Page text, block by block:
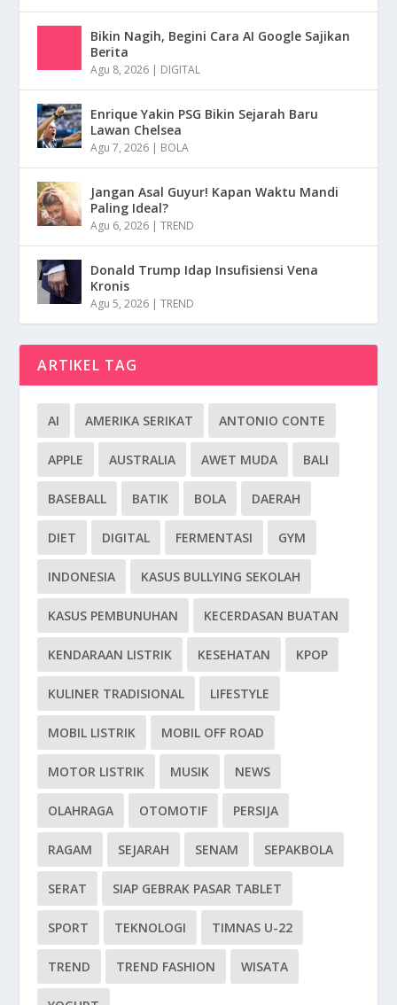
Bikin Nagih, Begini Cara AI Google Sajikan
Berita
Agu 8, 2026 | DIGITAL
Enrique Yakin PSG Bikin Sejarah Baru
Lawan Chelsea
Agu 7, 2026 | BOLA
Jangan Asal Guyur! Kapan Waktu Mandi
Paling Ideal?
Agu 6, 2026 |TREND
Donald Trump Idap Insufisiensi Vena
Kronis
Agu 5, 2026 |TREND
ARTIKEL TAG
AI AMERIKA SERIKAT ANTONIO CONTE
APPLE AUSTRALIA AWET MUDA BALI
BASEBALL BATIK BOLA DAERAH
DIET DIGITAL FERMENTASI GYM
INDONESIA KASUS BULLYING SEKOLAH
KASUS PEMBUNUHAN KECERDASAN BUATAN
KENDARAAN LISTRIK KESEHATAN KPOP
KULINER TRADISIONAL LIFESTYLE
MOBIL LISTRIK MOBIL OFF ROAD
MOTOR LISTRIK MUSIK NEWS
OLAHRAGA OTOMOTIF PERSIJA
RAGAM SEJARAH SENAM SEPAKBOLA
SERAT SIAP GEBRAK PASAR TABLET
SPORT TEKNOLOGI TIMNAS U-22
TREND TREND FASHION WISATA